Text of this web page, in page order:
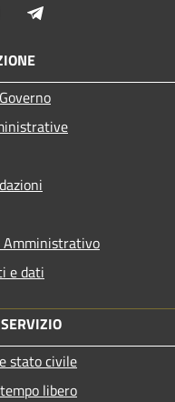
Amministrativo
e dati
stato civile
libero